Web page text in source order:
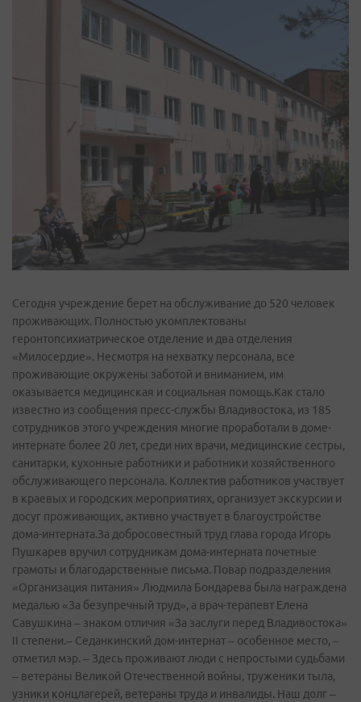
Сегодня учреждение берет на обслуживание до 520 человек
проживающих. Полностью укомплектованы
геронтопсихиатрическое отделение и два отделения
«Милосердие». Несмотря на нехватку персонала, все
проживающие окружены заботой и вниманием, им
оказывается медицинская и социальная помощь.Как стало
известно из сообщения пресс-­службы Владивостока, из 185
сотрудников этого учреждения многие проработали в доме-
интернате более 20 лет, среди них врачи, медицинские сестры,
санитарки, кухонные работники и работники хозяйственного
обслуживающего персонала. Коллектив работников участвует
в краевых и городских мероприятиях, организует экскурсии и
досуг проживающих, активно участвует в благоустройстве
дома-интерната.За добросовестный труд глава города Игорь
Пушкарев вручил сотрудникам дома-интерната почетные
грамоты и благодарственные письма. Повар подразделения
«Организация питания» Людмила Бондарева была награждена
медалью «За безупречный труд», а врач-терапевт Елена
Савушкина – знаком отличия «За заслуги перед Владивостока»
II степени.– Седанкинский дом-­интернат – особенное место, –
отметил мэр. – Здесь проживают люди с непростыми судьбами
– ветераны Великой Отечественной войны, труженики тыла,
узники концлагерей, ветераны труда и инвалиды. Наш долг –